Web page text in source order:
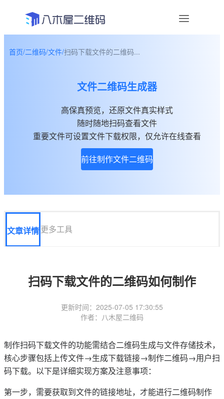
关于我们
首页/二维码/文件/扫码下载文件的二维码...
文件二维码生成器
高保真预览，还原文件真实样式
随时随地扫码查看文件
重要文件可设置文件下载权限，仅允许在线查看
前往制作文件二维码
文章详情更多工具
扫码下载文件的二维码如何制作
更新时间：2025-07-05 17:30:55
作者：八木屋二维码
制作扫码下载文件的功能需结合二维码生成与文件存储技术，
核心步骤包括上传文件→生成下载链接→制作二维码→用户扫
码下载。以下是详细实现方案及注意事项：
第一步，需要获取到文件的链接地址，才能进行二维码制作